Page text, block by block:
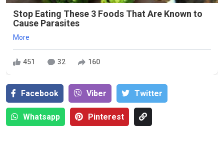
Stop Eating These 3 Foods That Are Known to
Cause Parasites
More
451 32 160
Facebook Viber Тwitter
Whatsapp Pinterest